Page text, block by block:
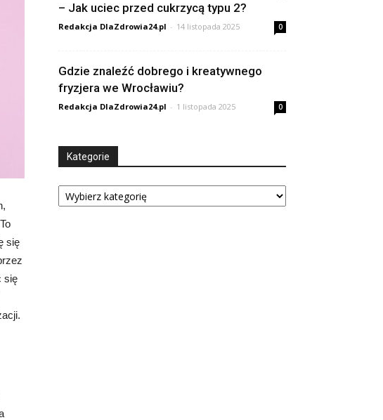
się
się
– Jak uciec przed cukrzycą typu 2?
Redakcja DlaZdrowia24.pl - 14 listopada 2025 0
Gdzie znaleźć dobrego i kreatywnego
fryzjera we Wrocławiu?
Redakcja DlaZdrowia24.pl - 1 listopada 2025 0
Kategorie
Kategorie